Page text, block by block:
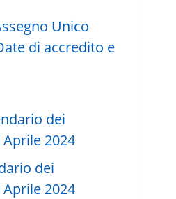
Unico
di accredito e
dei
2024